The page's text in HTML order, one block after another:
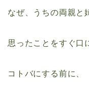
なぜ、うちの両親と
思ったことをすぐ口
コトバにする前に、